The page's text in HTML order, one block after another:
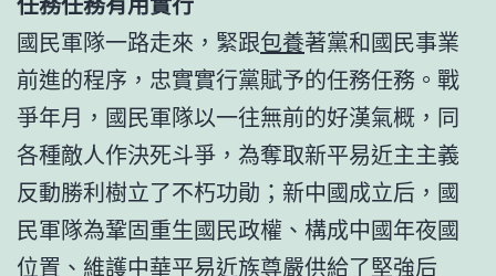
國民軍隊一路走來，緊跟包養著黨和國民事業
前進的程序，忠實實行黨賦予的任務任務。戰
爭年月，國民軍隊以一往無前的好漢氣概，同
各種敵人作決死斗爭，為奪取新平易近主主義
反動勝利樹立了不朽功勛；新中國成立后，國
民軍隊為鞏固重生國民政權、構成中國年夜國
位置、維護中華平易近族尊嚴供給了堅強后